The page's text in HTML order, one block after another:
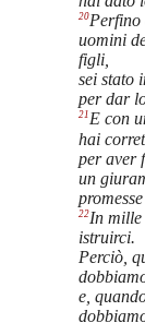
20Perfino
uomini
figli,
sei stato
per dar
21E con
hai
per aver
un
22In
istruirci.
Perciò,
e,